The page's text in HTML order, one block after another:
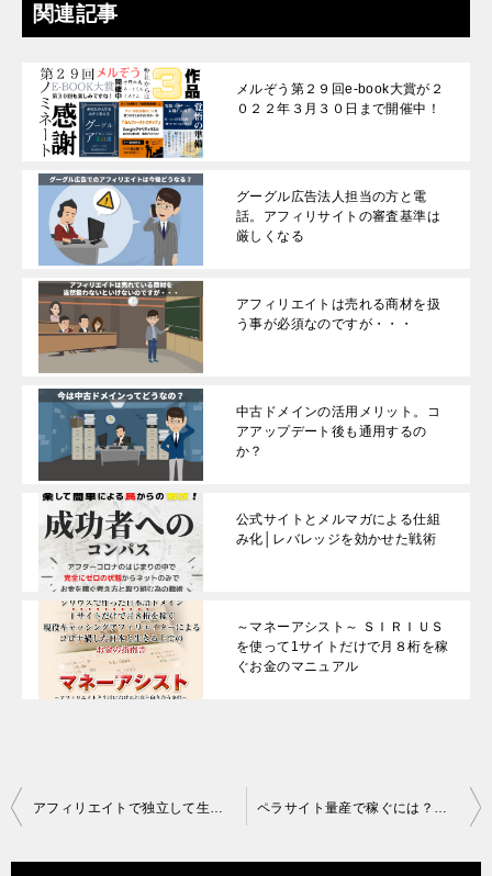
関連記事
メルぞう第２９回e-book大賞が２
０２２年３月３０日まで開催中！
グーグル広告法人担当の方と電
話。アフィリサイトの審査基準は
厳しくなる
アフィリエイトは売れる商材を扱
う事が必須なのですが・・・
中古ドメインの活用メリット。コ
アアップデート後も通用するの
か？
公式サイトとメルマガによる仕組
み化│レバレッジを効かせた戦術
～マネーアシスト～ ＳＩＲＩＵＳ
を使って1サイトだけで月８桁を稼
ぐお金のマニュアル
投